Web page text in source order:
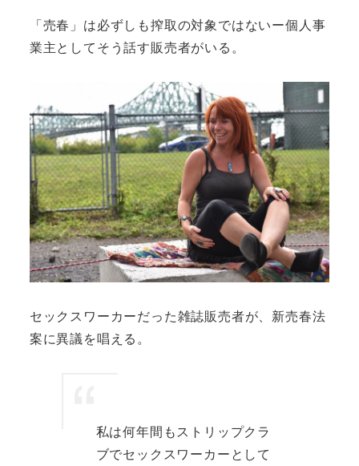
「売春」は必ずしも搾取の対象ではないー個人事
業主としてそう話す販売者がいる。
セックスワーカーだった雑誌販売者が、新売春法
案に異議を唱える。
私は何年間もストリップクラ
ブでセックスワーカーとして